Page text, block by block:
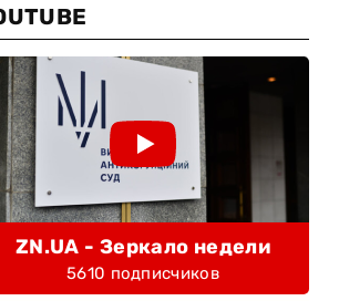
ZN.UA - Зеркало недели
5610 подписчиков